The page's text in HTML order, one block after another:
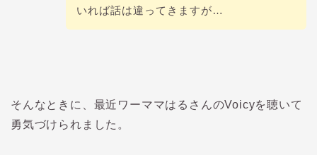
いれば話は違ってきますが…
そんなときに、最近ワーママはるさんのVoicyを聴いて
勇気づけられました。